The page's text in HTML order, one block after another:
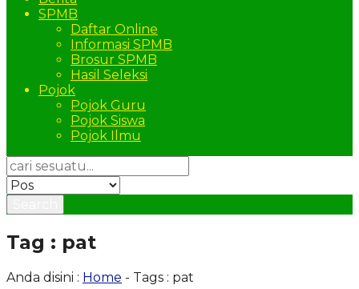
SPMB
Daftar Online
Informasi SPMB
Brosur SPMB
Hasil Seleksi
Pojok
Pojok Guru
Pojok Siswa
Pojok Ilmu
Tag : pat
Anda disini : Home - Tags : pat